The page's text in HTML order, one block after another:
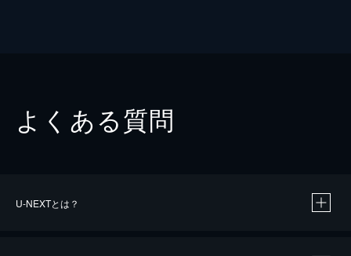
よくある質問
U-NEXTとは？